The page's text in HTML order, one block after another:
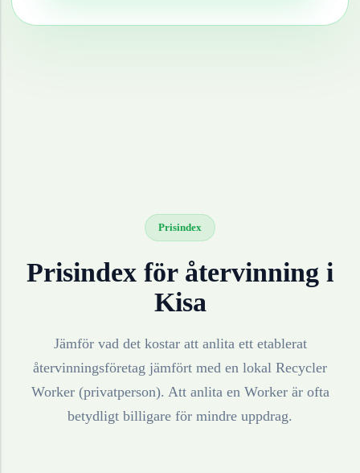
Prisindex
Prisindex för återvinning i
Kisa
Jämför vad det kostar att anlita ett etablerat
återvinningsföretag jämfört med en lokal Recycler
Worker (privatperson). Att anlita en Worker är ofta
betydligt billigare för mindre uppdrag.